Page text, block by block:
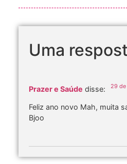
Uma
Prazer e Saúde disse: 29 de
Feliz ano novo Mah, muita
Bjoo